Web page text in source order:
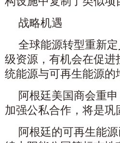
战略机遇
全球能源转型重新
级资源，有机会在促
统能源与可再生能源的
阿根廷美国商会重
加强公私合作，将是
阿根廷的可再生能